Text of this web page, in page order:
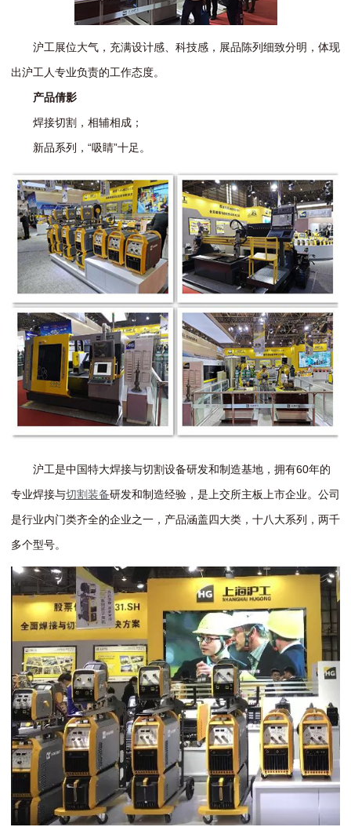
沪工展位大气，充满设计感、科技感，展品陈列细致分明，体现
出沪工人专业负责的工作态度。
产品倩影
焊接切割，相辅相成；
新品系列，“吸睛”十足。
沪工是中国特大焊接与切割设备研发和制造基地，拥有60年的
专业焊接与切割装备研发和制造经验，是上交所主板上市企业。公司
是行业内门类齐全的企业之一，产品涵盖四大类，十八大系列，两千
多个型号。